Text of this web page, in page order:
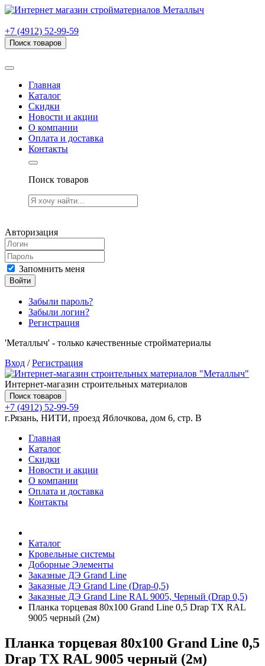
+7 (4912) 52-99-59
Поиск товаров
Главная
Каталог
Скидки
Новости и акции
О компании
Оплата и доставка
Контакты
Поиск товаров
Авторизация
Запомнить меня
Войти
Забыли пароль?
Забыли логин?
Регистрация
'Металлыч' - только качественные стройматериалы
Вход /Регистрация
Интернет-магазин строительных материалов
Поиск товаров
+7 (4912) 52-99-59
г.Рязань, НИТИ, проезд Яблочкова, дом 6, стр. В
Главная
Каталог
Скидки
Новости и акции
О компании
Оплата и доставка
Контакты
Каталог
Кровельные системы
Доборные Элементы
Заказные ДЭ Grand Line
Заказные ДЭ Grand Line (Drap-0,5)
Заказные ДЭ Grand Line RAL 9005, Черный (Drap 0,5)
Планка торцевая 80х100 Grand Line 0,5 Drap ТХ RAL
9005 черный (2м)
Планка торцевая 80х100 Grand Line 0,5
Drap ТХ RAL 9005 черный (2м)